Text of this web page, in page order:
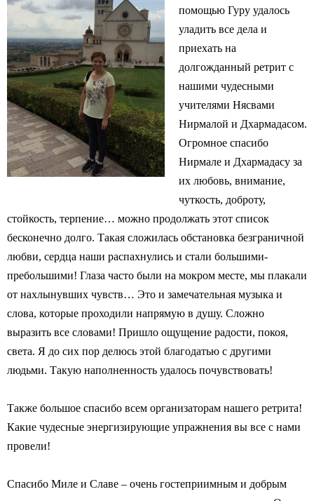
помощью Гуру удалось
уладить все дела и
приехать на
долгожданный ретрит с
нашими чудесными
учителями Нясвами
Нирмалой и Дхармадасом.
Огромное спасибо
Нирмале и Дхармадасу за
их любовь, внимание,
чуткость, доброту,
стойкость, терпение… можно продолжать этот список
бесконечно долго. Такая сложилась обстановка безграничной
любви, сердца наши распахнулись и стали большими-
пребольшими! Глаза часто были на мокром месте, мы плакали
от нахлынувших чувств… Это и замечательная музыка и
слова, которые проходили напрямую в душу. Сложно
выразить все словами! Пришло ощущение радости, покоя,
света. Я до сих пор делюсь этой благодатью с другими
людьми. Такую наполненность удалось почувствовать!
Также большое спасибо всем организаторам нашего ретрита!
Какие чудесные энергизирующие упражнения вы все с нами
провели!
Спасибо Миле и Славе – очень гостеприимным и добрым